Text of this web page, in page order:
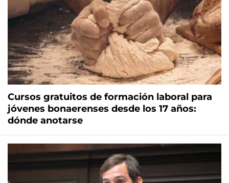
Cursos gratuitos de formación laboral para
jóvenes bonaerenses desde los 17 años:
dónde anotarse